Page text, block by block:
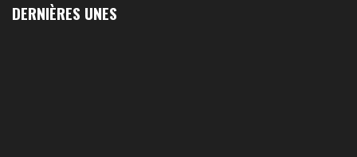
DERNIÈRES UNES